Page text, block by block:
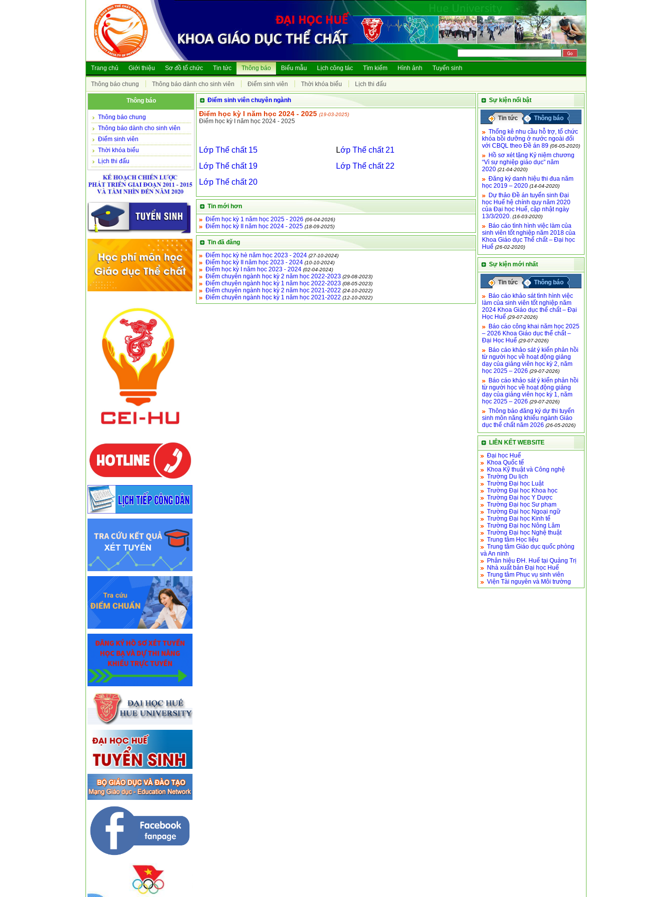
Trang chủ Giới thiệu Sơ đồ tổ chức Tin tức Thông báo
Thông báo chung Thông báo dành cho sinh viên Điểm sinh viên Thời khóa biểu Lịch thi đấu
Biểu mẫu Lịch công tác Tìm kiếm Hình ảnh Tuyển sinh
Thông báo
Thông báo chung
Thông báo dành cho sinh viên
Điểm sinh viên
Thời khóa biểu
Lịch thi đấu
Điểm sinh viên chuyên ngành
Điểm học kỳ I năm học 2024 - 2025 (19-03-2025)
Điểm học kỳ I năm học 2024 - 2025
Lớp Thể chất 15 Lớp Thể chất 21
Lớp Thể chất 19
Lớp Thể chất 22
Lớp Thể chất 20
Tin mới hơn
Điểm học kỳ 1 năm học 2025 - 2026 (06-04-2026)
Điểm học kỳ II năm học 2024 - 2025 (18-09-2025)
Tin đã đăng
Điểm học kỳ hè năm học 2023 - 2024 (27-10-2024)
Điểm học kỳ II năm học 2023 - 2024 (10-10-2024)
Điểm học kỳ I năm học 2023 - 2024 (02-04-2024)
Điểm chuyên ngành học kỳ 2 năm học 2022-2023 (29-08-2023)
Điểm chuyên ngành học kỳ 1 năm học 2022-2023 (08-05-2023)
Điểm chuyên ngành học kỳ 2 năm học 2021-2022 (24-10-2022)
Điểm chuyên ngành học kỳ 1 năm học 2021-2022 (12-10-2022)
Sự kiện nổi bật
Tin tức
Thông báo
Thống kê nhu cầu hỗ trợ, tổ chức
khóa bồi dưỡng ở nước ngoài đối
với CBQL theo Đề án 89 (06-05-2020)
Hồ sơ xét tặng Kỷ niệm chương
“Vì sự nghiệp giáo dục” năm
2020 (21-04-2020)
Đăng ký danh hiệu thi đua năm
học 2019 – 2020 (14-04-2020)
Dự thảo Đề án tuyển sinh Đại
học Huế hệ chính quy năm 2020
của Đại học Huế, cập nhật ngày
13/3/2020. (16-03-2020)
Báo cáo tình hình việc làm của
sinh viên tốt nghiệp năm 2018 của
Khoa Giáo dục Thể chất – Đại học
Huế (26-02-2020)
Sự kiện mới nhất
Tin tức
Thông báo
Báo cáo khảo sát tình hình việc
làm của sinh viên tốt nghiệp năm
2024 Khoa Giáo dục thể chất – Đại
Học Huế (29-07-2026)
Báo cáo công khai năm học 2025
– 2026 Khoa Giáo dục thể chất –
Đại Học Huế (29-07-2026)
Báo cáo khảo sát ý kiến phản hồi
từ người học về hoạt động giảng
dạy của giảng viên học kỳ 2, năm
học 2025 – 2026 (29-07-2026)
Báo cáo khảo sát ý kiến phản hồi
từ người học về hoạt động giảng
dạy của giảng viên học kỳ 1, năm
học 2025 – 2026 (29-07-2026)
Thông báo đăng ký dự thi tuyển
sinh môn năng khiếu ngành Giáo
dục thể chất năm 2026 (26-05-2026)
LIÊN KẾT WEBSITE
Đại học Huế
Khoa Quốc tế
Khoa Kỹ thuật và Công nghệ
Trường Du lịch
Trường Đại học Luật
Trường Đại học Khoa học
Trường Đại học Y Dược
Trường Đại học Sư phạm
Trường Đại học Ngoại ngữ
Trường Đại học Kinh tế
Trường Đại học Nông Lâm
Trường Đại học Nghệ thuật
Trung tâm Học liệu
Trung tâm Giáo dục quốc phòng
và An ninh
Phân hiệu ĐH. Huế tại Quảng Trị
Nhà xuất bản Đại học Huế
Trung tâm Phục vụ sinh viên
Viện Tài nguyên và Môi trường